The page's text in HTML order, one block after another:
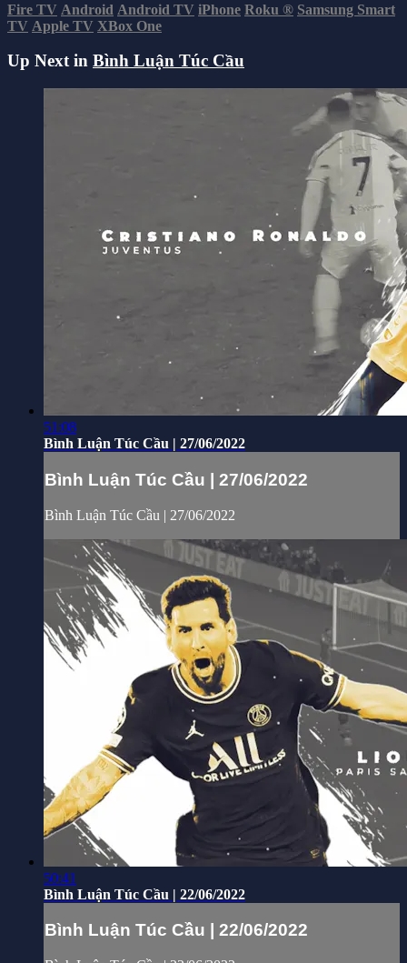
Fire TV Android Android TV iPhone Roku ® Samsung Smart
TV Apple TV XBox One
Up Next in Bình Luận Túc Cầu
51:08
Bình Luận Túc Cầu | 27/06/2022
Bình Luận Túc Cầu | 27/06/2022
Bình Luận Túc Cầu | 27/06/2022
50:41
Bình Luận Túc Cầu | 22/06/2022
Bình Luận Túc Cầu | 22/06/2022